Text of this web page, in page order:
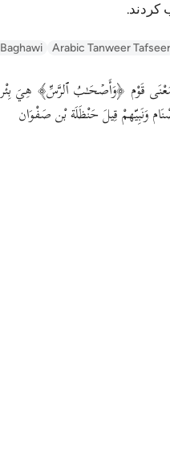
کردند.
Arabic Tanweer Tafseer
قَوْم ﴿وَأَصۡحَـٰبُ ٱلرَّسِّ﴾ هِيَ بِئْر
وَنَبِيّهمْ قِيلَ حَنْظَلَة بْن صَفْوَان